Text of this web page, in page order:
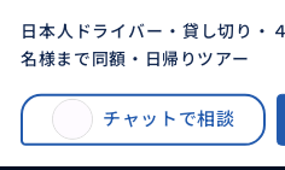
日本人ドライバー・貸し切り・４
名様まで同額・日帰りツアー
チャットで相談
【完全貸切・日本語安心】オークラン
る